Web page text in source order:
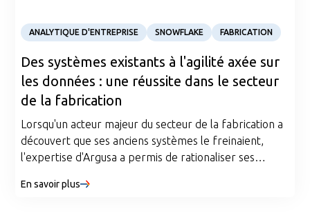
ANALYTIQUE D'ENTREPRISE
SNOWFLAKE FABRICATION
Des systèmes existants à l'agilité axée sur
les données : une réussite dans le secteur
de la fabrication
Lorsqu'un acteur majeur du secteur de la fabrication a
découvert que ses anciens systèmes le freinaient,
l'expertise d'Argusa a permis de rationaliser ses
données. Découvrez comment leur modernisation
En savoir plus